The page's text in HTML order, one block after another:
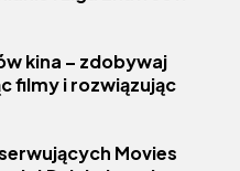
kina – zdobywaj
filmy i rozwiązując
Movies